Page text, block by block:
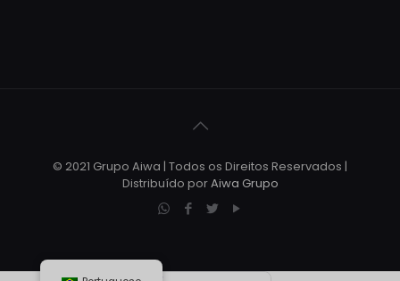
© 2021 Grupo Aiwa | Todos os Direitos Reservados |
Distribuído porAiwa Grupo